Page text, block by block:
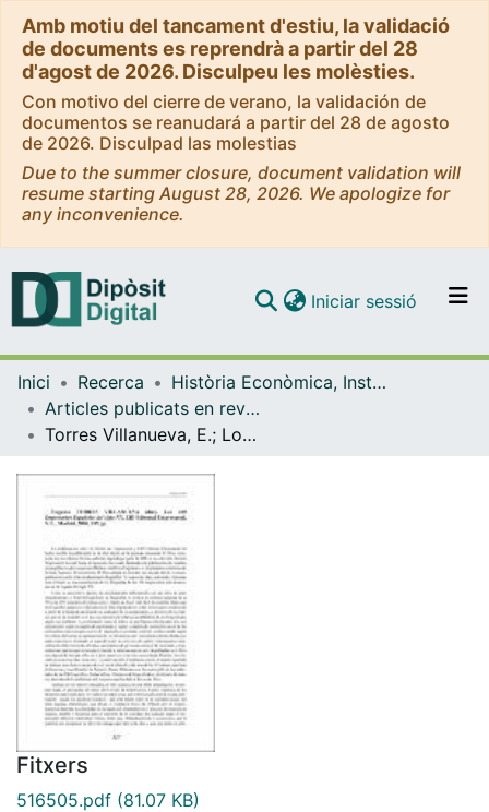
Amb motiu del tancament d'estiu, la validació
de documents es reprendrà a partir del 28
d'agost de 2026. Disculpeu les molèsties.
Con motivo del cierre de verano, la validación de
documentos se reanudará a partir del 28 de agosto
de 2026. Disculpad las molestias
Due to the summer closure, document validation will
resume starting August 28, 2026. We apologize for
any inconvenience.
Navega per tot el DD
Iniciar sessió (current)
Inici Recerca
Història Econòmica, Institucions, Política i Economia Mundial
Articles publicats en revistes (Història Econòmica, Institucions, Política i Economia Mundial)
Torres Villanueva, E.; Los 100 Empresarios Españoles del siglo XX. LID Editorial Empresarial, S.L., Madrid, 2000, 659 p. [Ressenya de llibre]
Fitxers
516505.pdf (81.07 KB)